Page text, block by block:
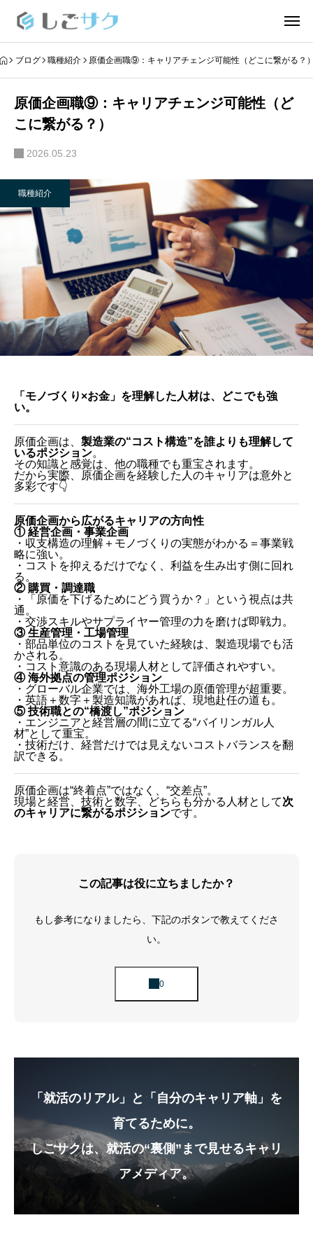
ブログ 職種紹介 原価企画職⑨：キャリアチェンジ可能性（どこに繋がる？
原価企画職⑨：キャリアチェンジ可能性（ど
こに繋がる？）
2026.05.23
職種紹介
「モノづくり×お金」を理解した人材は、どこでも強
い。
原価企画は、 製造業の“コスト構造”を誰よりも理解して
いるポジション。
その知識と感覚は、他の職種でも重宝されます。
だから実際、原価企画を経験した人のキャリアは意外と
多彩です👇
原価企画から広がるキャリアの方向性
① 経営企画・事業企画
・収支構造の理解＋モノづくりの実態がわかる＝事業戦
略に強い。
・コストを抑えるだけでなく、利益を生み出す側に回れ
る。
② 購買・調達職
・「原価を下げるためにどう買うか？」という視点は共
通。
・交渉スキルやサプライヤー管理の力を磨けば即戦力。
③ 生産管理・工場管理
・部品単位のコストを見ていた経験は、製造現場でも活
かされる。
・コスト意識のある現場人材として評価されやすい。
④ 海外拠点の管理ポジション
・グローバル企業では、海外工場の原価管理が超重要。
・英語＋数字＋製造知識があれば、現地赴任の道も。
⑤ 技術職との“橋渡し”ポジション
・エンジニアと経営層の間に立てる“バイリンガル人
材”として重宝。
・技術だけ、経営だけでは見えないコストバランスを翻
訳できる。
原価企画は“終着点”ではなく、“交差点”。
現場と経営、技術と数字、どちらも分かる人材として次
のキャリアに繋がるポジションです。
この記事は役に立ちましたか？
もし参考になりましたら、下記のボタンで教えてくださ
い。
「就活のリアル」と「自分のキャリア軸」を
育てるために。
しごサクは、就活の“裏側”まで見せるキャリ
アメディア。